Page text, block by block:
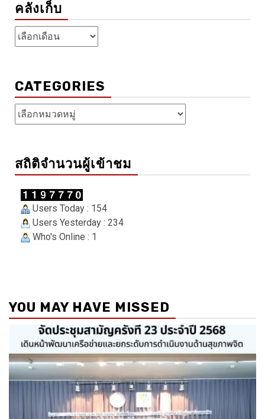
คลังเก็บ
คลัง
เก็บ
CATEGORIES
Categories
สถิติจำนวนผู้เข้าชม
Users Today : 154
Users Yesterday : 234
Who's Online : 1
YOU MAY HAVE MISSED